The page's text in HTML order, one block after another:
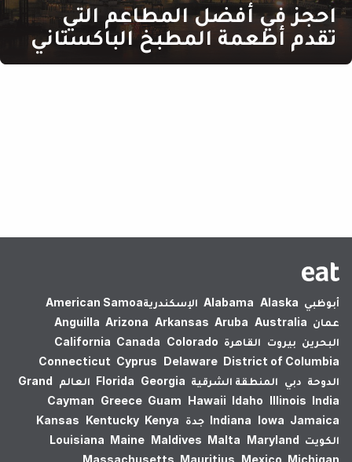
احجز في أفضل المطاعم التي
تقدم أطعمة المطبخ الباكستاني
أبوظبي Alabama Alaska الإسكندرية‎American Samoa
عمان
Anguilla Arizona Arkansas Aruba Australia
البحرين بيروت القاهرة California Canada Colorado
Connecticut Cyprus Delaware District of Columbia
الدوحة دبي المنطقة الشرقية Florida Georgia العالم
Grand
Cayman Greece Guam Hawaii Idaho Illinois India
Indiana Iowa Jamaica جدة Kansas Kentucky Kenya
الكويت
Louisiana Maine Maldives Malta Maryland